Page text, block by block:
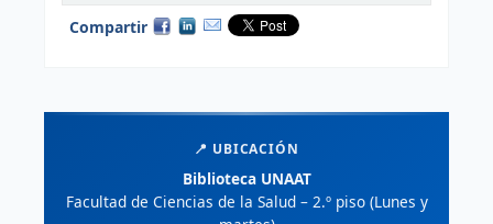
Compartir
📍 UBICACIÓN
Biblioteca UNAAT
Facultad de Ciencias de la Salud – 2.º piso (Lunes y